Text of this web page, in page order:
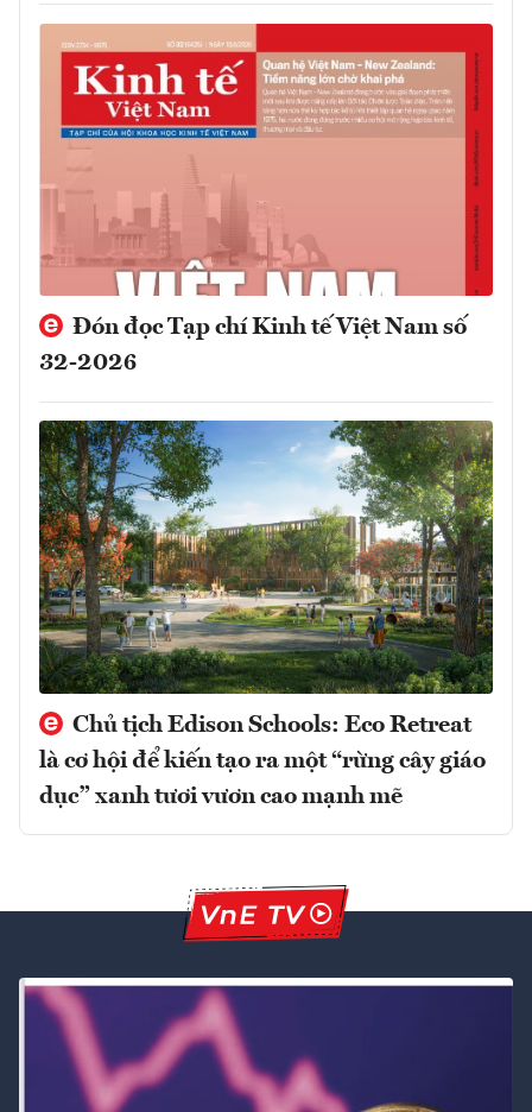
Đón đọc Tạp chí Kinh tế Việt Nam số
32-2026
Chủ tịch Edison Schools: Eco Retreat
là cơ hội để kiến tạo ra một “rừng cây giáo
dục” xanh tươi vươn cao mạnh mẽ